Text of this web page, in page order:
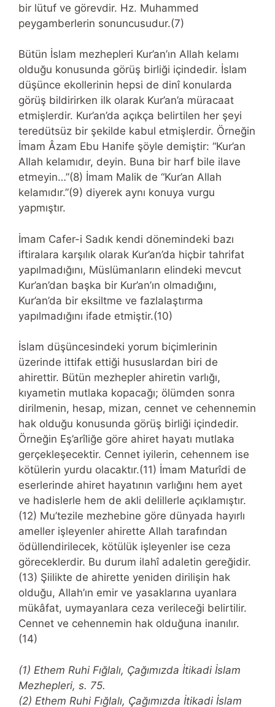
bir lütuf ve görevdir. Hz. Muhammed
peygamberlerin sonuncusudur.(7)
Bütün İslam mezhepleri Kur’an’ın Allah kelamı
olduğu konusunda görüş birliği içindedir. İslam
düşünce ekollerinin hepsi de dinî konularda
görüş bildirirken ilk olarak Kur’an’a müracaat
etmişlerdir. Kur’an’da açıkça belirtilen her şeyi
teredütsüz bir şekilde kabul etmişlerdir. Örneğin
İmam Âzam Ebu Hanife şöyle demiştir: “Kur’an
Allah kelamıdır, deyin. Buna bir harf bile ilave
etmeyin…”(8) İmam Malik de “Kur’an Allah
kelamıdır.”(9) diyerek aynı konuya vurgu
yapmıştır.
İmam Cafer-i Sadık kendi dönemindeki bazı
iftiralara karşılık olarak Kur’an’da hiçbir tahrifat
yapılmadığını, Müslümanların elindeki mevcut
Kur’an’dan başka bir Kur’an’ın olmadığını,
Kur’an’da bir eksiltme ve fazlalaştırma
yapılmadığını ifade etmiştir.(10)
İslam düşüncesindeki yorum biçimlerinin
üzerinde ittifak ettiği hususlardan biri de
ahirettir. Bütün mezhepler ahiretin varlığı,
kıyametin mutlaka kopacağı; ölümden sonra
dirilmenin, hesap, mizan, cennet ve cehennemin
hak olduğu konusunda görüş birliği içindedir.
Örneğin Eş’arîliğe göre ahiret hayatı mutlaka
gerçekleşecektir. Cennet iyilerin, cehennem ise
kötülerin yurdu olacaktır.(11) İmam Maturîdi de
eserlerinde ahiret hayatının varlığını hem ayet
ve hadislerle hem de akli delillerle açıklamıştır.
(12) Mu’tezile mezhebine göre dünyada hayırlı
ameller işleyenler ahirette Allah tarafından
ödüllendirilecek, kötülük işleyenler ise ceza
göreceklerdir. Bu durum ilahî adaletin gereğidir.
(13) Şiilikte de ahirette yeniden dirilişin hak
olduğu, Allah’ın emir ve yasaklarına uyanlara
mükâfat, uymayanlara ceza verileceği belirtilir.
Cennet ve cehennemin hak olduğuna inanılır.
(14)
(1) Ethem Ruhi Fığlalı, Çağımızda İtikadi İslam
Mezhepleri, s. 75.
(2) Ethem Ruhi Fığlalı, Çağımızda İtikadi İslam